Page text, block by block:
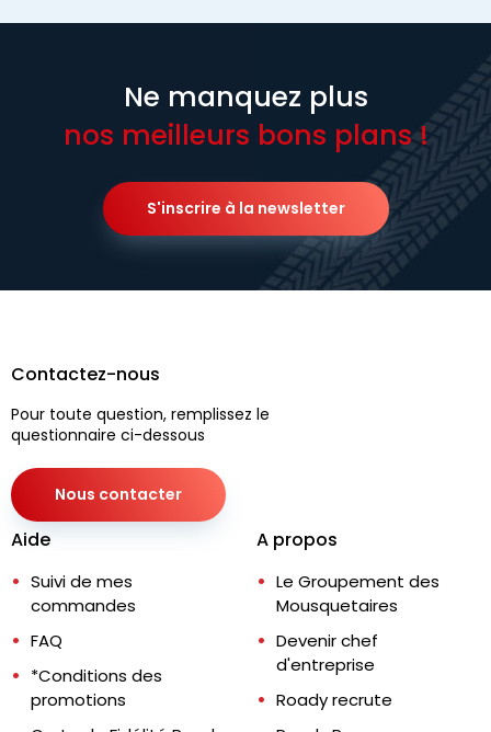
Ne manquez plus
nos meilleurs bons plans !
S'inscrire à la newsletter
Contactez-nous
Pour toute question, remplissez le
questionnaire ci-dessous
Nous contacter
Aide
Suivi de mes
commandes
FAQ
*Conditions des
promotions
A propos
Le Groupement des
Mousquetaires
Devenir chef
d'entreprise
Roady recrute